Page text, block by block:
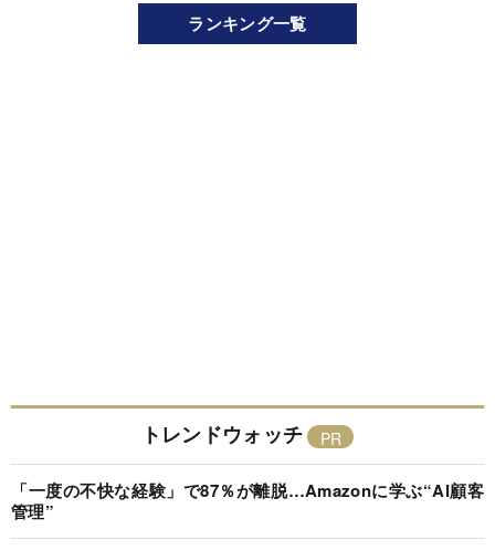
ランキング一覧
トレンドウォッチ
「一度の不快な経験」で87％が離脱…Amazonに学ぶ“AI顧客
管理”